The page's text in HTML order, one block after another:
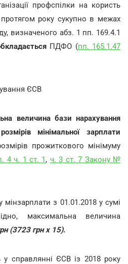
профспілки на користь
року сукупно в межах
визначеного абз. 1 пп. 169.4.1
ПДФО (пп. 165.1.47
ЄСВ
величина бази нарахування
мінімальної зарплати
прожиткового мінімуму
4 ч. 1 ст. 1, ч. 3 ст. 7 Закону №
з 01.01.2018 у сумі
максимальна величина
(3723 грн х 15).
справлянні ЄСВ із 2018 року